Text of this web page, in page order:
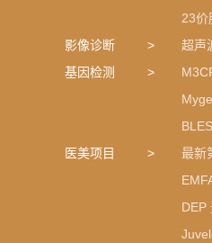
23价
影像诊断
超声
基因检测
医美项目
最新
DEP